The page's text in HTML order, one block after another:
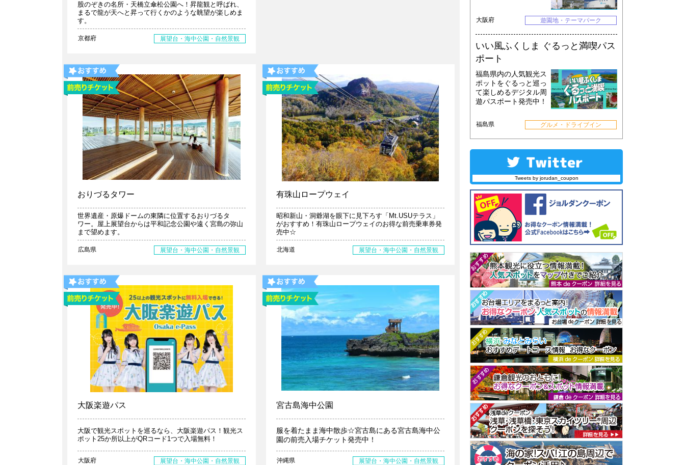
股のぞきの名所・天橋立傘松公園へ！昇龍観と呼ばれ、
まるで龍が天へと昇って行くかのような眺望が楽しめま
す。
京都府 展望台・海中公園・自然景観
おりづるタワー
世界遺産・原爆ドームの東隣に位置するおりづるタ
ワー。屋上展望台からは平和記念公園や遠く宮島の弥山
まで望めます。
広島県 展望台・海中公園・自然景観
有珠山ロープウェイ
昭和新山・洞爺湖を眼下に見下ろす「Mt.USUテラス」
がおすすめ！有珠山ロープウェイのお得な前売乗車券発
売中☆
北海道 展望台・海中公園・自然景観
大阪楽遊パス
大阪で観光スポットを巡るなら、大阪楽遊パス！観光ス
ポット25か所以上がQRコード1つで入場無料！
大阪府 展望台・海中公園・自然景観
宮古島海中公園
服を着たまま海中散歩☆宮古島にある宮古島海中公
園の前売入場チケット発売中！
沖縄県 展望台・海中公園・自然景観
大阪府 遊園地・テーマパーク
いい風ふくしま ぐるっと満喫パス
ポート
福島県内の人気観光ス
ポットをぐるっと巡っ
て楽しめるデジタル周
遊パスポート発売中！
福島県 グルメ・ドライブイン
Tweets by jorudan_coupon